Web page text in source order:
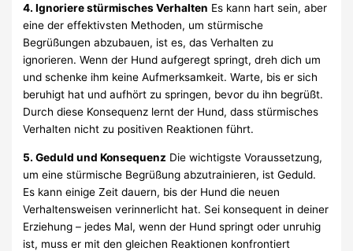
4. Ignoriere stürmisches Verhalten Es kann hart sein, aber
eine der effektivsten Methoden, um stürmische
Begrüßungen abzubauen, ist es, das Verhalten zu
ignorieren. Wenn der Hund aufgeregt springt, dreh dich um
und schenke ihm keine Aufmerksamkeit. Warte, bis er sich
beruhigt hat und aufhört zu springen, bevor du ihn begrüßt.
Durch diese Konsequenz lernt der Hund, dass stürmisches
Verhalten nicht zu positiven Reaktionen führt.
5. Geduld und Konsequenz Die wichtigste Voraussetzung,
um eine stürmische Begrüßung abzutrainieren, ist Geduld.
Es kann einige Zeit dauern, bis der Hund die neuen
Verhaltensweisen verinnerlicht hat. Sei konsequent in deiner
Erziehung – jedes Mal, wenn der Hund springt oder unruhig
ist, muss er mit den gleichen Reaktionen konfrontiert